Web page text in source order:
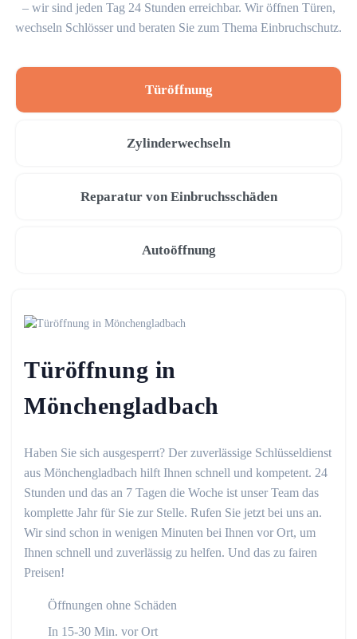
– wir sind jeden Tag 24 Stunden erreichbar. Wir öffnen Türen,
wechseln Schlösser und beraten Sie zum Thema Einbruchschutz.
Türöffnung
Zylinderwechseln
Reparatur von Einbruchsschäden
Autoöffnung
Türöffnung in
Mönchengladbach
Haben Sie sich ausgesperrt? Der zuverlässige Schlüsseldienst
aus Mönchengladbach hilft Ihnen schnell und kompetent. 24
Stunden und das an 7 Tagen die Woche ist unser Team das
komplette Jahr für Sie zur Stelle. Rufen Sie jetzt bei uns an.
Wir sind schon in wenigen Minuten bei Ihnen vor Ort, um
Ihnen schnell und zuverlässig zu helfen. Und das zu fairen
Preisen!
Öffnungen ohne Schäden
In 15-30 Min. vor Ort